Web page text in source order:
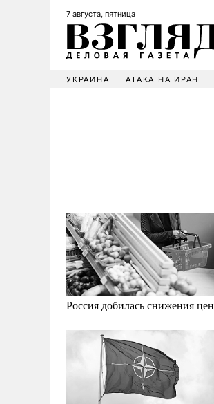
7 августа, пятница
УКРАИНА АТАКА НА ИРАН
Россия добилась снижения цен